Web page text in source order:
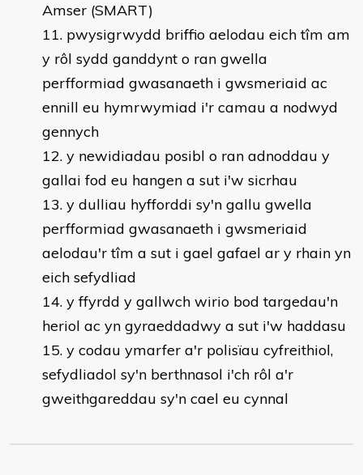
Amser (SMART)
pwysigrwydd briffio aelodau eich tîm am
y rôl sydd ganddynt o ran gwella
perfformiad gwasanaeth i gwsmeriaid ac
ennill eu hymrwymiad i'r camau a nodwyd
gennych
y newidiadau posibl o ran adnoddau y
gallai fod eu hangen a sut i'w sicrhau
y dulliau hyfforddi sy'n gallu gwella
perfformiad gwasanaeth i gwsmeriaid
aelodau'r tîm a sut i gael gafael ar y rhain yn
eich sefydliad
y ffyrdd y gallwch wirio bod targedau'n
heriol ac yn gyraeddadwy a sut i'w haddasu
y codau ymarfer a'r polisïau cyfreithiol,
sefydliadol sy'n berthnasol i'ch rôl a'r
gweithgareddau sy'n cael eu cynnal